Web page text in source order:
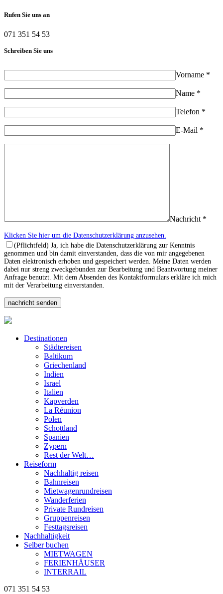
Rufen Sie uns an
071 351 54 53
Schreiben Sie uns
Vorname *
Name *
Telefon *
E-Mail *
Nachricht *
Klicken Sie hier um die Datenschutzerklärung anzusehen.
(Pflichtfeld) Ja, ich habe die Datenschutzerklärung zur Kenntnis
genommen und bin damit einverstanden, dass die von mir angegebenen
Daten elektronisch erhoben und gespeichert werden. Meine Daten werden
dabei nur streng zweckgebunden zur Bearbeitung und Beantwortung meiner
Anfrage benutzt. Mit dem Absenden des Kontaktformulars erkläre ich mich
mit der Verarbeitung einverstanden.
Destinationen
Städtereisen
Baltikum
Griechenland
Indien
Israel
Italien
Kapverden
La Réunion
Polen
Schottland
Spanien
Zypern
Rest der Welt…
Reiseform
Nachhaltig reisen
Bahnreisen
Mietwagenrundreisen
Wanderferien
Private Rundreisen
Gruppenreisen
Festtagsreisen
Nachhaltigkeit
Selber buchen
MIETWAGEN
FERIENHÄUSER
INTERRAIL
071 351 54 53